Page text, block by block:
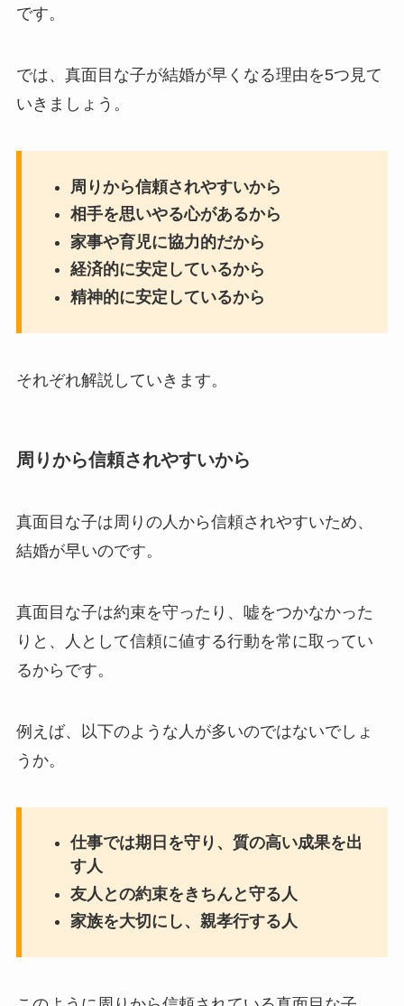
です。
では、真面目な子が結婚が早くなる理由を5つ見て
いきましょう。
周りから信頼されやすいから
相手を思いやる心があるから
家事や育児に協力的だから
経済的に安定しているから
精神的に安定しているから
それぞれ解説していきます。
周りから信頼されやすいから
真面目な子は周りの人から信頼されやすいため、
結婚が早いのです。
真面目な子は約束を守ったり、嘘をつかなかった
りと、人として信頼に値する行動を常に取ってい
るからです。
例えば、以下のような人が多いのではないでしょ
うか。
仕事では期日を守り、質の高い成果を出
す人
友人との約束をきちんと守る人
家族を大切にし、親孝行する人